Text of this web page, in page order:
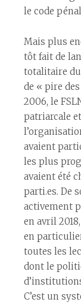
le code
Mais plus
tôt fait de
totalitaire du
de « pire
2006, le
patriarcale
avaient
les plus
avaient été
parti.es. De
activement
en avril
en
toutes les
dont le
C’est un